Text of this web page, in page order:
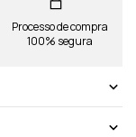
Processo de compra
100% segura